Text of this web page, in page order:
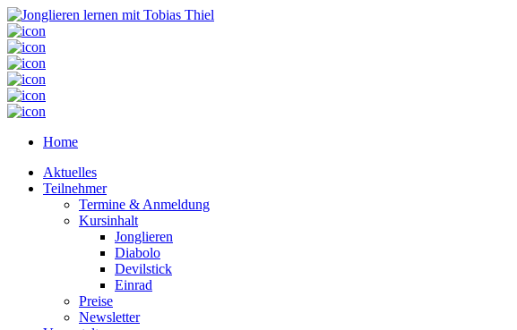
Home
Aktuelles
Teilnehmer
Termine & Anmeldung
Kursinhalt
Jonglieren
Diabolo
Devilstick
Einrad
Preise
Newsletter